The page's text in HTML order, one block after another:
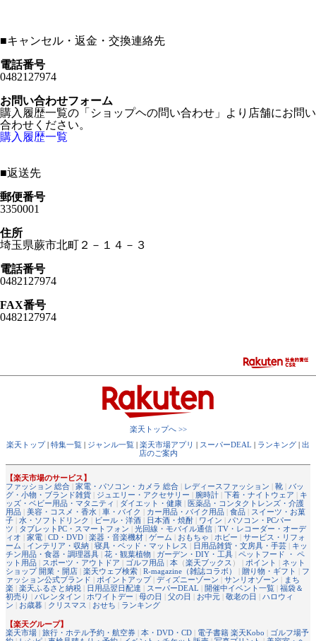
■キャンセル・返金・交換連絡先
電話番号
0482127974
お問い合わせフォーム
購入履歴一覧の「ショップヘの問い合わせ」より店舗にお問い
合わせください。
購入履歴一覧
■返送先
郵便番号
3350001
住所
埼玉県蕨市北町２－１４－３
電話番号
0482127974
FAX番号
0482127974
楽天トップへ >>
楽天トップ
特集一覧 ジャンル一覧 楽天市場アプリ スーパーDEAL ランキング
出
店のご案内
【楽天市場のサービス】
ファッション 総合
家電・パソコン・カメラ 総合 レディースファッション 靴
バッ
グ・小物・ブランド雑貨
ジュエリー・アクセサリー 腕時計 下着・ナイトウェア
キ
ッズ・ベビー用品・マタニティ
ダイエット・健康
医薬品・コンタクトレンズ・介護
用品
美容・コスメ・香水 車・バイク カー用品・バイク用品 食品
スイーツ・お菓
子
水・ソフトドリンク ビール・洋酒 日本酒・焼酎 ワイン
パソコン・PCパー
ツ
タブレットPC・スマートフォン 光回線・モバイル通信
TV・レコーダー・オーデ
ィオ
家電 CD・DVD 楽器・音楽機材 ゲーム おもちゃ ホビー
サービス・リフォ
ーム
インテリア・収納 寝具・ベッド・マットレス 日用品雑貨・文房具・手芸
キッ
チン用品・食器・調理器具
花・観葉植物 ガーデン・DIY・工具
ペットフード ・ ペ
ット用品
スポーツ・アウトドア ゴルフ用品 本 （楽天ブックス ） | ポイント
ネット
ショップ 開業・開店
楽天ウェブ検索 R-magazine（雑誌コラボ） 贈り物・ギフト
フ
ァッション公式ブランド
ポイントアップ ディズニーゾーン サンリオゾーン
まち
楽
楽天ふるさと納税 日用品翌日配達 スーパーDEAL 開催中イベント一覧
福袋＆
初売り
バレンタイン ホワイトデー 母の日 父の日 お中元 敬老の日
ハロウィ
ン
お歳暮 クリスマス おせち ランキング
【楽天グループ】
楽天市場
旅行・ホテル予約・航空券 本・DVD・CD 電子書籍 楽天Kobo
ゴルフ場予